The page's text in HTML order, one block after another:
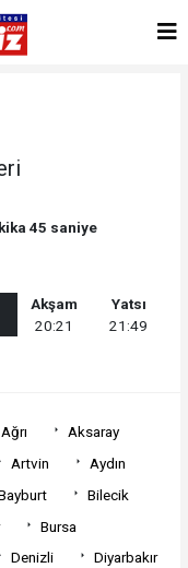
45 saniye
Akşam
20:21
Yatsı
21:49
Ağrı
Aksaray
Artvin
Aydın
Bilecik
Bursa
Denizli
Diyarbakır